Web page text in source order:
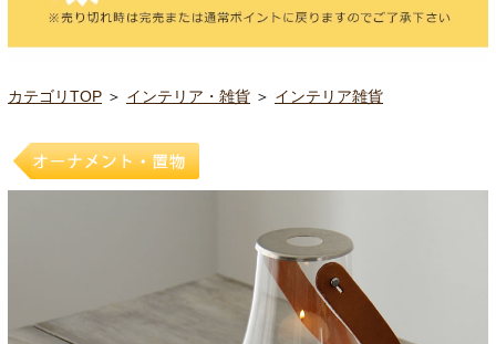
カテゴリTOP ＞ インテリア・雑貨 ＞ インテリア雑貨